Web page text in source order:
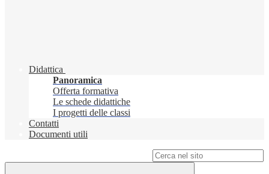
Didattica
Panoramica
Offerta formativa
Le schede didattiche
I progetti delle classi
Contatti
Documenti utili